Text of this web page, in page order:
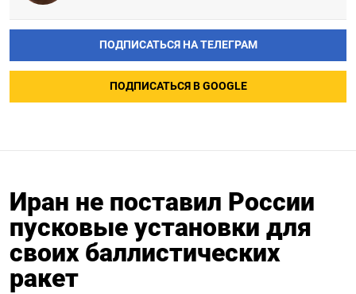
ПОДПИСАТЬСЯ НА ТЕЛЕГРАМ
ПОДПИСАТЬСЯ В GOOGLE
Иран не поставил России
пусковые установки для
своих баллистических
ракет